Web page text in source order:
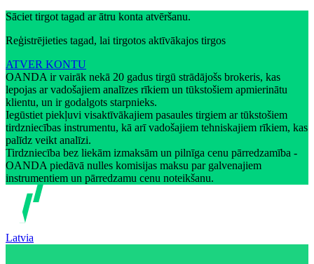
Sāciet tirgot tagad ar ātru konta atvēršanu.
Reģistrējieties tagad, lai tirgotos aktīvākajos tirgos
ATVER KONTU
OANDA ir vairāk nekā 20 gadus tirgū strādājošs brokeris, kas
lepojas ar vadošajiem analīzes rīkiem un tūkstošiem apmierinātu
klientu, un ir godalgots starpnieks.
Iegūstiet piekļuvi visaktīvākajiem pasaules tirgiem ar tūkstošiem
tirdzniecības instrumentu, kā arī vadošajiem tehniskajiem rīkiem, kas
palīdz veikt analīzi.
Tirdzniecība bez liekām izmaksām un pilnīga cenu pārredzamība -
OANDA piedāvā nulles komisijas maksu par galvenajiem
instrumentiem un pārredzamu cenu noteikšanu.
Latvia